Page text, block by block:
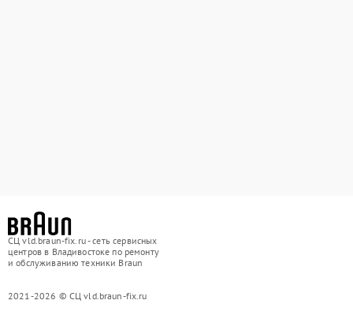
СЦ vld.braun-fix.ru - сеть сервисных
центров в Владивостоке по ремонту
и обслуживанию техники Braun
2021-2026 © СЦ vld.braun-fix.ru